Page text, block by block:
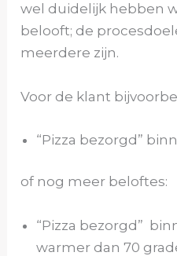
wel duidelijk hebben
belooft; de
meerdere zijn.
Voor de klant
“Pizza bezorgd”
of nog meer beloftes:
“Pizza bezorgd”
warmer dan 70